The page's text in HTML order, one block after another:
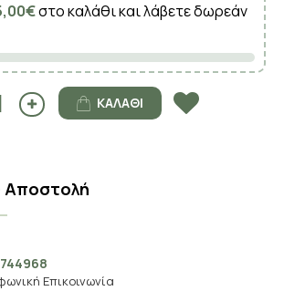
στο καλάθι και λάβετε δωρεάν
ΚΑΛΆΘΙ
Αποστολή
Επικοινωνία